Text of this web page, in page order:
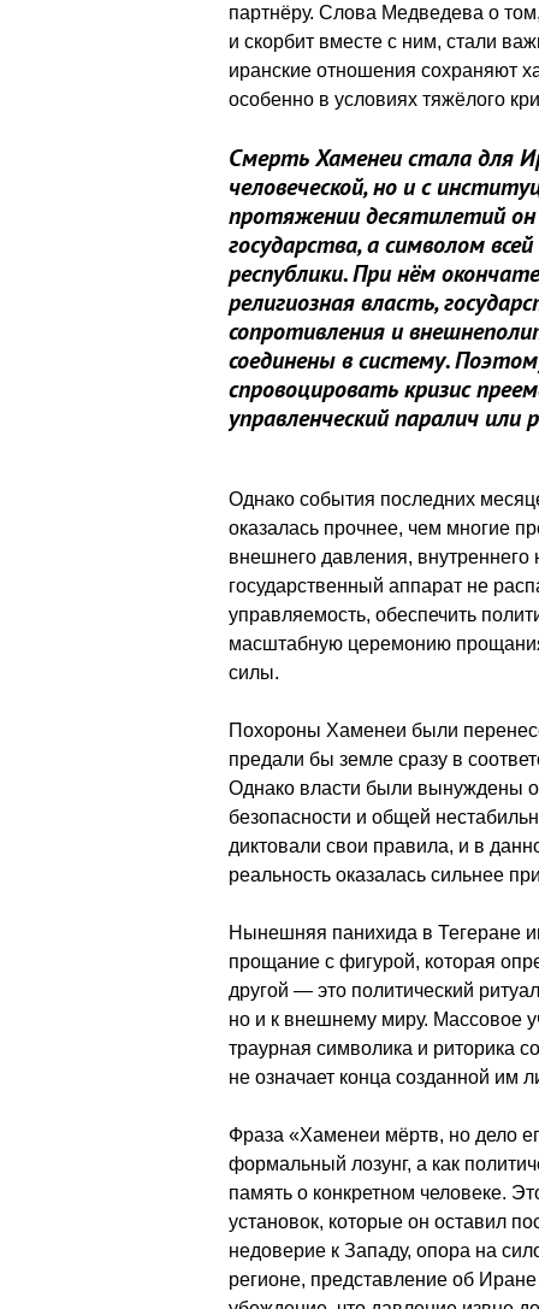
партнёру. Слова Медведева о
и скорбит вместе с ним, стали
иранские отношения сохраняют
особенно в условиях тяжёлого
Смерть Хаменеи стала для
человеческой, но и с
протяжении десятилетий
государства, а символом
республики. При нём
религиозная власть,
сопротивления и
соединены в систему.
спровоцировать кризис
управленческий паралич или
Однако события последних
оказалась прочнее, чем многие
внешнего давления,
государственный аппарат не
управляемость, обеспечить
масштабную церемонию
силы.
Похороны Хаменеи были
предали бы земле сразу в
Однако власти были вынуждены
безопасности и общей
диктовали свои правила, и в
реальность оказалась сильнее
Нынешняя панихида в Тегеране
прощание с фигурой, которая
другой — это политический
но и к внешнему миру. Массовое
траурная символика и риторика
не означает конца созданной им
Фраза «Хаменеи мёртв, но дело
формальный лозунг, а как
память о конкретном человеке.
установок, которые он оставил
недоверие к Западу, опора на
регионе, представление об